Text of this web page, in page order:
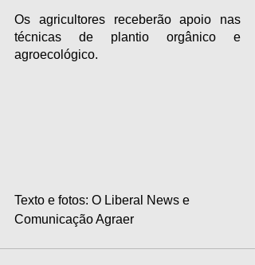
Os agricultores receberão apoio nas
técnicas de plantio orgânico e
agroecológico.
Texto e fotos: O Liberal News e
Comunicação Agraer